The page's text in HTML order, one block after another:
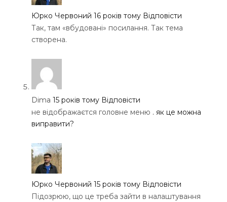
Юрко Червоний 16 років тому Відповісти
Так, там «вбудовані» посилання. Так тема
створена.
Dima 15 років тому Відповісти
не відображаєтся головне меню . як це можна
виправити?
Юрко Червоний 15 років тому Відповісти
Підозрюю, що це треба зайти в налаштування